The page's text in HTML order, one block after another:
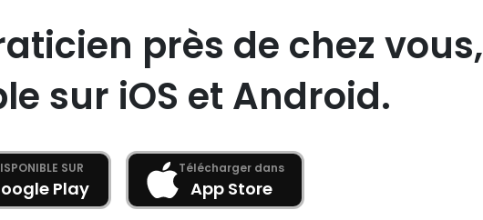
près de chez vous,
sur iOS et Android.
SUR
Play
Télécharger dans
App Store